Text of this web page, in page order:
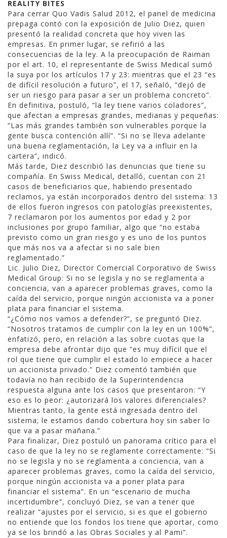
REALITY BITES
Para cerrar Quo Vadis Salud 2012, el panel de medicina
prepaga contó con la exposición de Julio Diez, quien
presentó la realidad concreta que hoy viven las
empresas. En primer lugar, se refirió a las
consecuencias de la ley. A la preocupación de Raiman
por el art. 10, el representante de Swiss Medical sumó
la suya por los artículos 17 y 23: mientras que el 23 “es
de difícil resolución a futuro”, el 17, señaló, “dejó de
ser un riesgo para pasar a ser un problema concreto”.
En definitiva, postuló, “la ley tiene varios coladores”,
que afectan a empresas grandes, medianas y pequeñas:
“Las más grandes también son vulnerables porque la
gente busca contención allí”. “Si no se lleva adelante
una buena reglamentación, la Ley va a influir en la
cartera”, indicó.
Más tarde, Diez describió las denuncias que tiene su
compañía. En Swiss Medical, detalló, cuentan con 21
casos de beneficiarios que, habiendo presentado
reclamos, ya están incorporados dentro del sistema: 13
de ellos fueron ingresos con patologías preexistentes,
7 reclamaron por los aumentos por edad y 2 por
inclusiones por grupo familiar, algo que “no estaba
previsto como un gran riesgo y es uno de los puntos
que más nos va a afectar si no sale bien
reglamentado.”
Lic. Julio Diez, Director Comercial Corporativo de Swiss
Medical Group: Si no se legisla y no se reglamenta a
conciencia, van a aparecer problemas graves, como la
caída del servicio, porque ningún accionista va a poner
plata para financiar el sistema.
“¿Cómo nos vamos a defender?”, se preguntó Diez.
“Nosotros tratamos de cumplir con la ley en un 100%”,
enfatizó, pero, en relación a las sobre cuotas que la
empresa debe afrontar dijo que “es muy difícil que el
rol que tiene que cumplir el estado lo empiece a hacer
un accionista privado.” Diez comentó también que
todavía no han recibido de la Superintendencia
respuesta alguna ante los casos que presentaron: “Y
eso es lo peor: ¿autorizará los valores diferenciales?
Mientras tanto, la gente está ingresada dentro del
sistema; le estamos dando cobertura hoy sin saber lo
que va a pasar mañana.”
Para finalizar, Diez postuló un panorama crítico para el
caso de que la ley no se reglamente correctamente: “Si
no se legisla y no se reglamenta a conciencia, van a
aparecer problemas graves, como la caída del servicio,
porque ningún accionista va a poner plata para
financiar el sistema”. En un “escenario de mucha
incertidumbre”, concluyó Diez, se van a tener que
realizar “ajustes por el servicio, si es que el gobierno
no entiende que los fondos los tiene que aportar, como
ya se los brindó a las Obras Sociales y al Pami”.